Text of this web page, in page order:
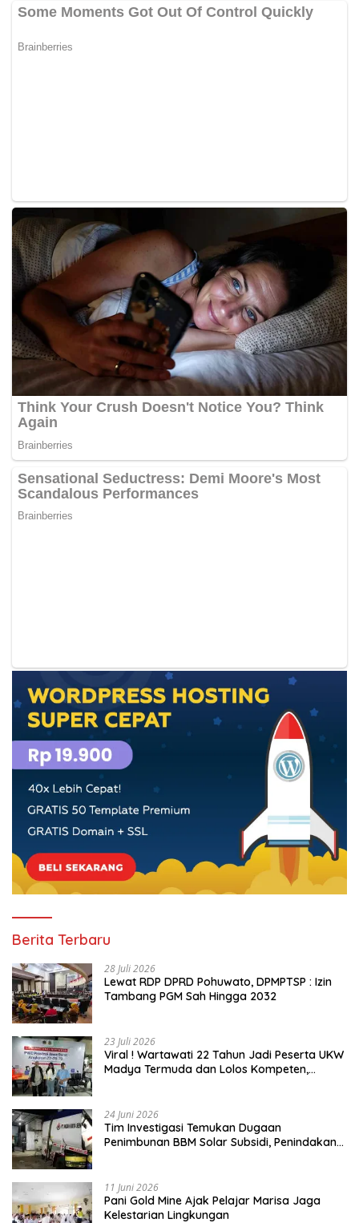
Berita Terbaru
28 Juli 2026
Lewat RDP DPRD Pohuwato, DPMPTSP : Izin
Tambang PGM Sah Hingga 2032
23 Juli 2026
Viral ! Wartawati 22 Tahun Jadi Peserta UKW
Madya Termuda dan Lolos Kompeten,
24 Juni 2026
Tim Investigasi Temukan Dugaan
Penimbunan BBM Solar Subsidi, Penindakan
11 Juni 2026
Pani Gold Mine Ajak Pelajar Marisa Jaga
Kelestarian Lingkungan